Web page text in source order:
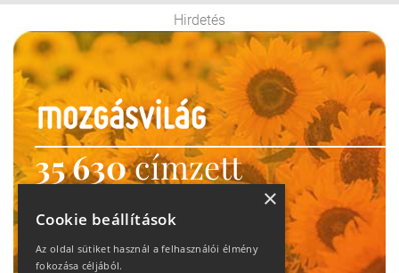
Hirdetés
35 630címzett
heti motiváció
Ne maradj le!
×
Cookie beállítások
Az oldal sütiket használ a felhasználói élmény
fokozása céljából.